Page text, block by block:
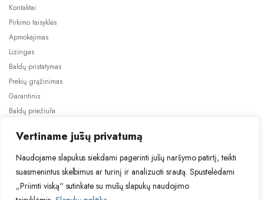
Vertiname jūsų privatumą
Naudojame slapukus siekdami pagerinti jūsų naršymo patirtį, teikti
suasmenintus skelbimus ar turinį ir analizuoti srautą. Spustelėdami
„Priimti viską“ sutinkate su mūsų slapukų naudojimo
Kontaktai
Pirkimo taisyklės
Apmokėjimas
Lizingas
Baldų pristatymas
Prekių grąžinimas
Garantinis
Baldų priežiūra